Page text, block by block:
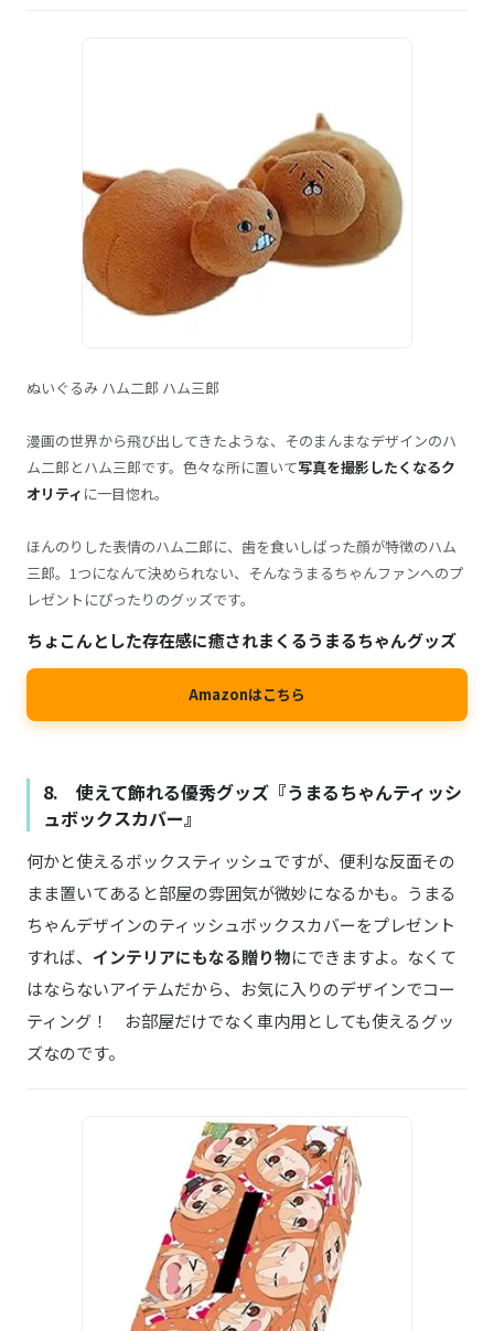
ぬいぐるみ ハム二郎 ハム三郎
漫画の世界から飛び出してきたような、そのまんまなデザインのハ
ム二郎とハム三郎です。色々な所に置いて写真を撮影したくなるク
オリティ に一目惚れ。
ほんのりした表情のハム二郎に、歯を食いしばった顔が特徴のハム
三郎。1つになんて決められない、そんなうまるちゃんファンへのプ
レゼントにぴったりのグッズです。
ちょこんとした存在感に癒されまくるうまるちゃんグッズ
Amazonはこちら
8. 使えて飾れる優秀グッズ『うまるちゃんティッシ
ュボックスカバー』
何かと使えるボックスティッシュですが、便利な反面その
まま置いてあると部屋の雰囲気が微妙になるかも。うまる
ちゃんデザインのティッシュボックスカバーをプレゼント
すれば、 インテリアにもなる贈り物にできますよ。なくて
はならないアイテムだから、お気に入りのデザインでコー
ティング！ お部屋だけでなく車内用としても使えるグッ
ズなのです。